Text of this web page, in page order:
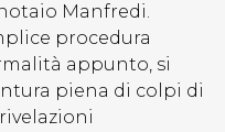
Manfredi.
procedura
appunto, si
piena di colpi di